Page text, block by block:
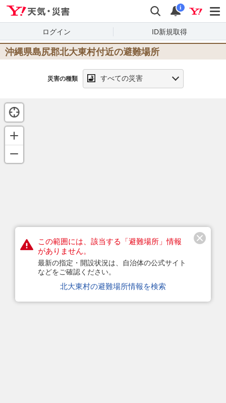
検索 通知
i
ログイン ID新規取得
沖縄県島尻郡北大東村付近の避難場所
災害の種類 すべての災害
この範囲には、該当する「避難場所」情報
がありません。
最新の指定・開設状況は、自治体の公式サイト
などをご確認ください。
北大東村の避難場所情報を検索